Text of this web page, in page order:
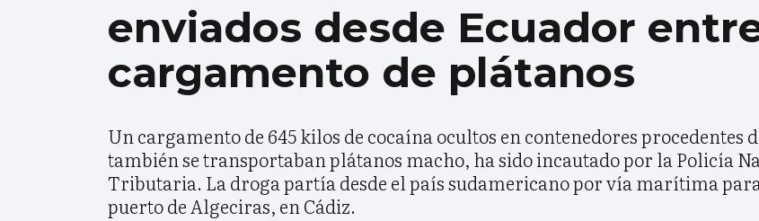
enviados desde Ecuador
cargamento de plátanos
Un cargamento de 645 kilos de cocaína ocultos en contenedores procedentes
también se transportaban plátanos macho, ha sido incautado por la Policía
Tributaria. La droga partía desde el país sudamericano por vía marítima
puerto de Algeciras, en Cádiz.